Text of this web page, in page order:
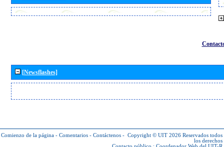
[Newsflashes]
Comienzo de la página - Comentarios - Contáctenos - Copyright © UIT 2026 Reservados todos
los derechos